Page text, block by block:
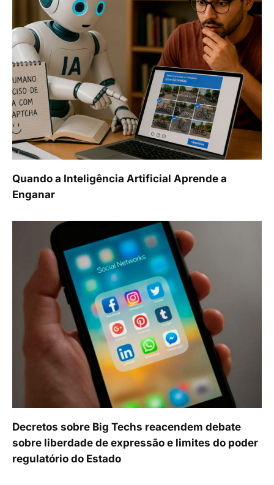
Quando a Inteligência Artificial Aprende a
Enganar
Decretos sobre Big Techs reacendem debate
sobre liberdade de expressão e limites do poder
regulatório do Estado